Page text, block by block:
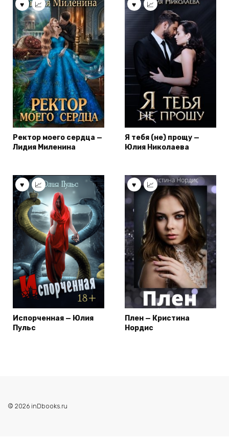
Ректор моего сердца —
Лидия Миленина
Я тебя (не) прощу —
Юлия Николаева
Испорченная — Юлия
Пульс
Плен — Кристина
Нордис
© 2026 inDbooks.ru